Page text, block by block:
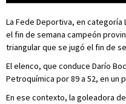
La Fede Deportiva, en categoría
el fin de semana campeón
triangular que se jugó el fin de
El elenco, que conduce Darío
Petroquímica por 89 a 52, en
En ese contexto, la goleadora